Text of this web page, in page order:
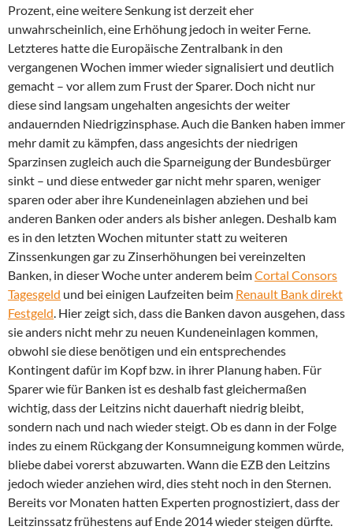
Prozent, eine weitere Senkung ist derzeit eher
unwahrscheinlich, eine Erhöhung jedoch in weiter Ferne.
Letzteres hatte die Europäische Zentralbank in den
vergangenen Wochen immer wieder signalisiert und deutlich
gemacht – vor allem zum Frust der Sparer. Doch nicht nur
diese sind langsam ungehalten angesichts der weiter
andauernden Niedrigzinsphase. Auch die Banken haben immer
mehr damit zu kämpfen, dass angesichts der niedrigen
Sparzinsen zugleich auch die Sparneigung der Bundesbürger
sinkt – und diese entweder gar nicht mehr sparen, weniger
sparen oder aber ihre Kundeneinlagen abziehen und bei
anderen Banken oder anders als bisher anlegen. Deshalb kam
es in den letzten Wochen mitunter statt zu weiteren
Zinssenkungen gar zu Zinserhöhungen bei vereinzelten
Banken, in dieser Woche unter anderem beimCortal Consors
Tagesgeld und bei einigen Laufzeiten beim Renault Bank direkt
Festgeld. Hier zeigt sich, dass die Banken davon ausgehen, dass
sie anders nicht mehr zu neuen Kundeneinlagen kommen,
obwohl sie diese benötigen und ein entsprechendes
Kontingent dafür im Kopf bzw. in ihrer Planung haben. Für
Sparer wie für Banken ist es deshalb fast gleichermaßen
wichtig, dass der Leitzins nicht dauerhaft niedrig bleibt,
sondern nach und nach wieder steigt. Ob es dann in der Folge
indes zu einem Rückgang der Konsumneigung kommen würde,
bliebe dabei vorerst abzuwarten. Wann die EZB den Leitzins
jedoch wieder anziehen wird, dies steht noch in den Sternen.
Bereits vor Monaten hatten Experten prognostiziert, dass der
Leitzinssatz frühestens auf Ende 2014 wieder steigen dürfte.